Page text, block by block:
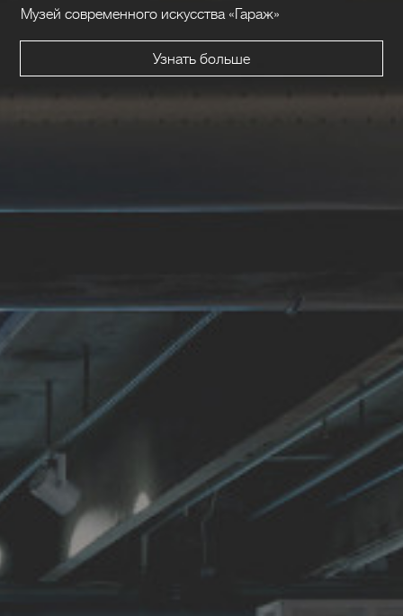
Музей современного искусства «Гараж»
Узнать больше